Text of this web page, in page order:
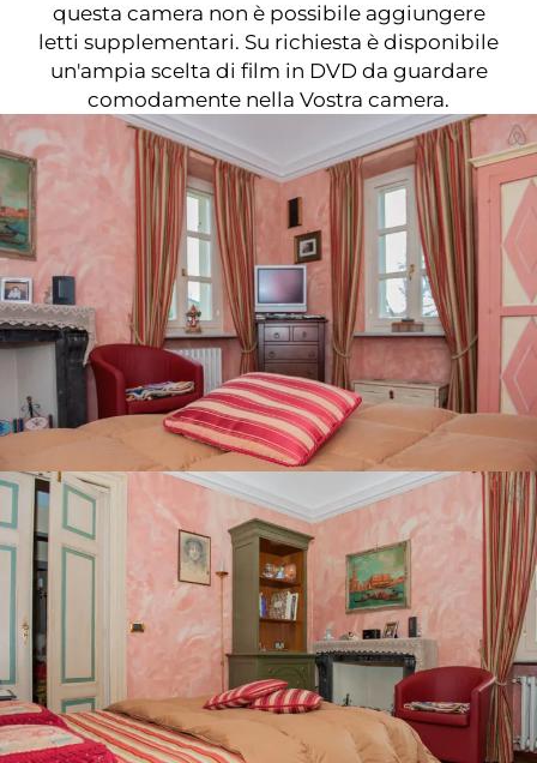
questa camera non è possibile aggiungere
letti supplementari. Su richiesta è disponibile
un'ampia scelta di film in DVD da guardare
comodamente nella Vostra camera.